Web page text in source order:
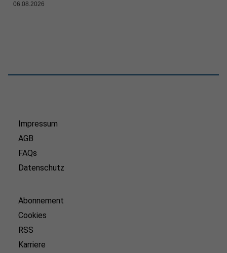
06.08.2026
Impressum
AGB
FAQs
Datenschutz
Abonnement
Cookies
RSS
Karriere